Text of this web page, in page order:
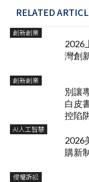
RELATED
創新創業
2026
灣創
創新創業
別讓
白皮
控陷
AI人工智慧
2026
購新
侵權訴訟